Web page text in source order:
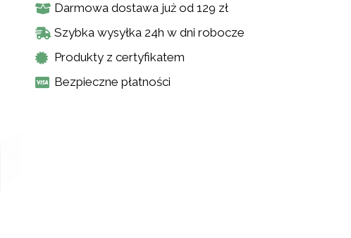
Darmowa dostawa już od 129 zł
Szybka wysyłka 24h w dni robocze
Produkty z certyfikatem
Bezpieczne płatności